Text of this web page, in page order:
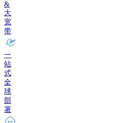
&
大
宽
带
一
站
式
全
球
部
署